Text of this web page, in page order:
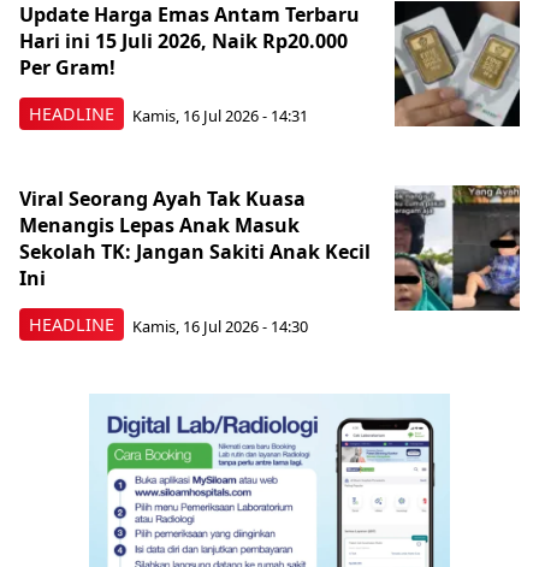
HEADLINE
Update Harga Emas Antam Terbaru
Hari ini 15 Juli 2026, Naik Rp20.000
Per Gram!
Kamis, 16 Jul 2026 - 14:31
HEADLINE
Viral Seorang Ayah Tak Kuasa
Menangis Lepas Anak Masuk
Sekolah TK: Jangan Sakiti Anak Kecil
Ini
Kamis, 16 Jul 2026 - 14:30